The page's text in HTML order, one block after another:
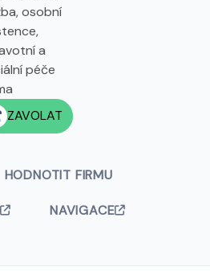
osobní
a
péče
ZAVOLAT
HODNOTIT FIRMU
NAVIGACE